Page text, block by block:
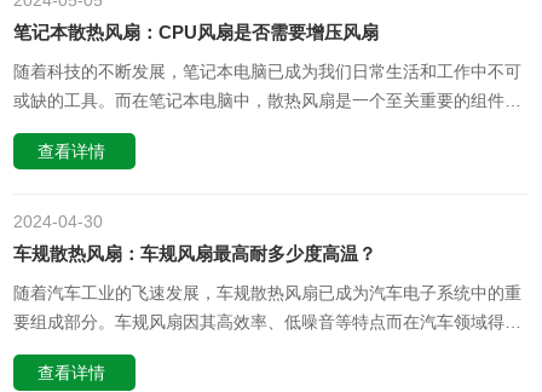
笔记本散热风扇：CPU风扇是否需要增压风扇
随着科技的不断发展，笔记本电脑已成为我们日常生活和工作中不可
或缺的工具。而在笔记本电脑中，散热风扇是一个至关重要的组件，
其中CPU风扇则是其中的核心部分。那么，CPU风扇是否需要用到增
压风扇呢？什么是增压风扇增压风扇是一种具有特殊性能的风扇，能
的设计和材料上，……
查看详情
30
2024-04
车规散热风扇：车规风扇最高耐多少度高温？
随着汽车工业的飞速发展，车规散热风扇已成为汽车电子系统中的重
要组成部分。车规风扇因其高效率、低噪音等特点而在汽车领域得到
广泛应用。那么，车规风扇最高耐受多少度高温呢？本文将从专业角
度出发，探讨车规风扇的耐高温能力，并深入思考其影响因素和潜在
查看详情